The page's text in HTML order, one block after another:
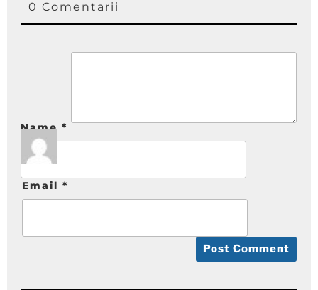
0 Comentarii
Name *
Email *